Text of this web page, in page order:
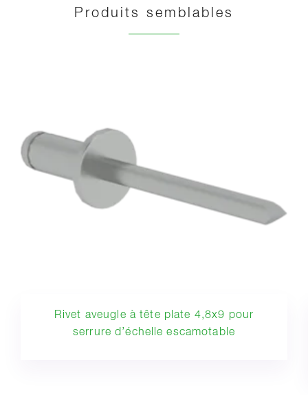
Produits semblables
Rivet aveugle à tête plate 4,8x9 pour
serrure d’échelle escamotable